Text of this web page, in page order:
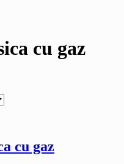
cu gaz
cu gaz